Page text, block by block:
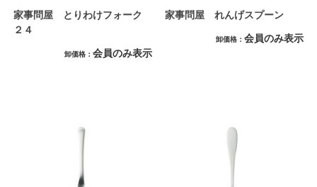
家事問屋 とりわけフォーク
２４
卸価格 会員のみ表示
家事問屋 れんげスプーン
卸価格 会員のみ表示